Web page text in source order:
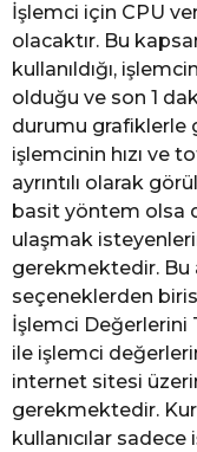
İşlemci için CPU
olacaktır. Bu
kullanıldığı,
olduğu ve son 1
durumu grafiklerle
işlemcinin hızı ve
ayrıntılı olarak
basit yöntem olsa
ulaşmak
gerekmektedir. Bu
seçeneklerden
İşlemci
ile işlemci
internet sitesi
gerekmektedir.
kullanıcılar